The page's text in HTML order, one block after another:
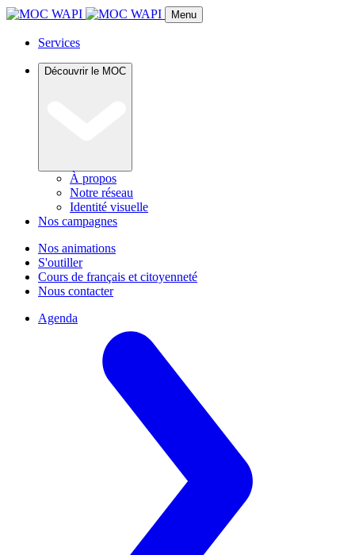
Menu
Services
Découvrir le MOC
À propos
Notre réseau
Identité visuelle
Nos campagnes
Nos animations
S'outiller
Cours de français et citoyenneté
Nous contacter
Agenda